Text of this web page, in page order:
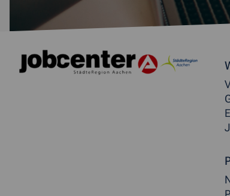
Weitere allgemeine